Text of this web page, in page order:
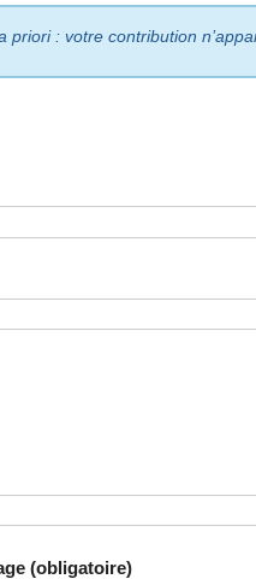
priori : votre contribution
(obligatoire)